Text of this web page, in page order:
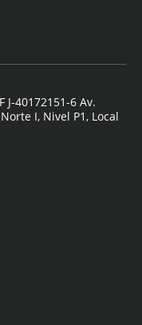
J-40172151-6 Av.
I, Nivel P1, Local